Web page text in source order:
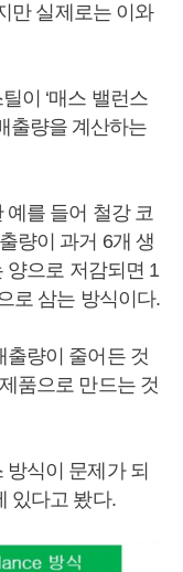
만 실제로는 이와
이 ‘매스 밸런스
출량을 계산하는
예를 들어 철강 코
량이 과거 6개 생
양으로 저감되면 1
로 삼는 방식이다.
출량이 줄어든 것
품으로 만드는 것
식이 문제가 되
있다고 봤다.